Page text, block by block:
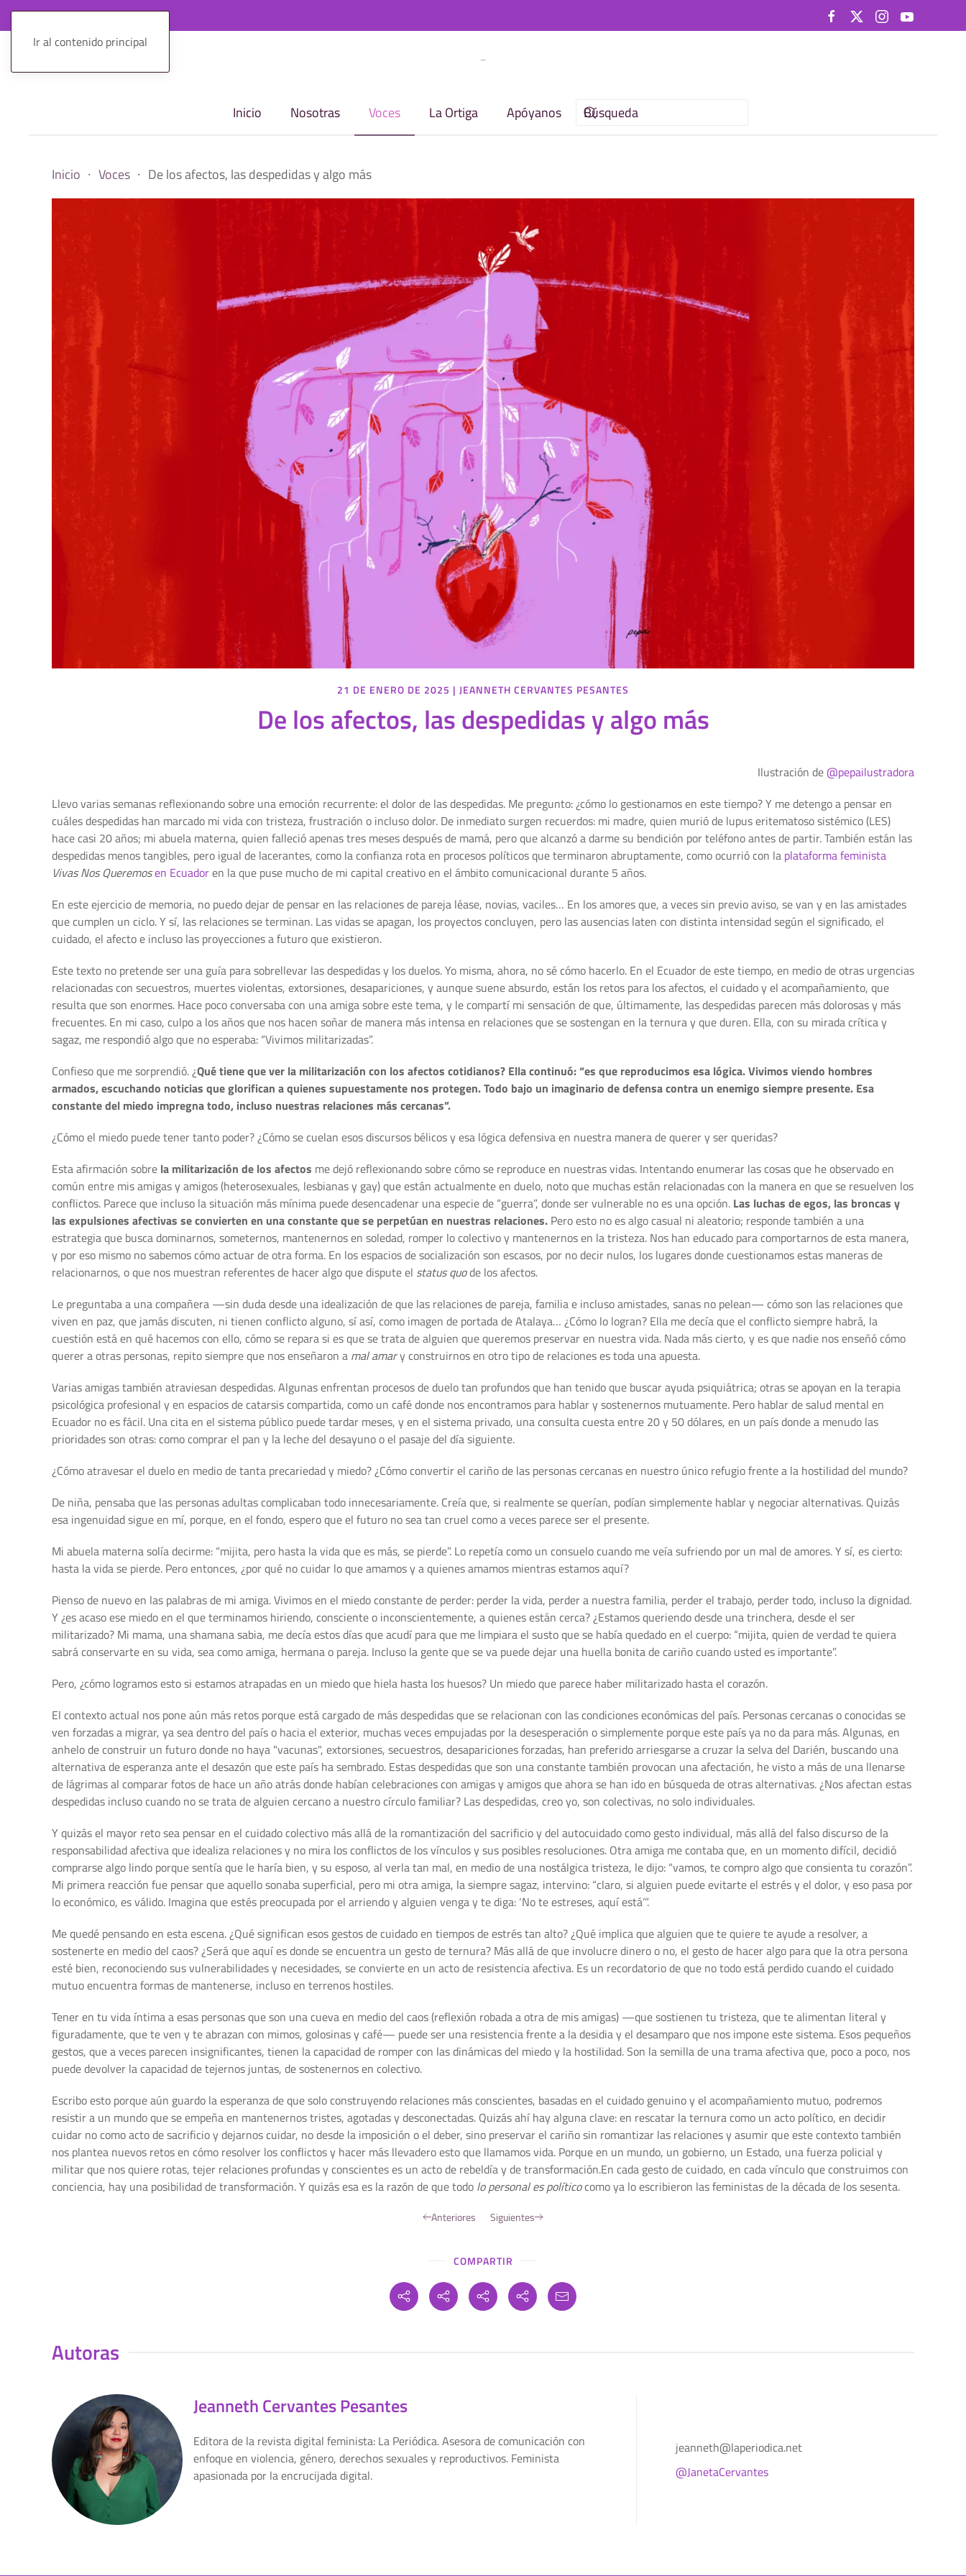
Ir al contenido principal
Inicio Nosotras Voces La Ortiga Apóyanos
Inicio Voces De los afectos, las despedidas y algo más
21 DE ENERO DE 2025 | JEANNETH CERVANTES PESANTES
De los afectos, las despedidas y algo más
Ilustración de@pepailustradora
Llevo varias semanas reflexionando sobre una emoción recurrente: el dolor de las despedidas. Me pregunto: ¿cómo lo gestionamos en este tiempo? Y me detengo a pensar en
cuáles despedidas han marcado mi vida con tristeza, frustración o incluso dolor. De inmediato surgen recuerdos: mi madre, quien murió de lupus eritematoso sistémico (LES)
hace casi 20 años; mi abuela materna, quien falleció apenas tres meses después de mamá, pero que alcanzó a darme su bendición por teléfono antes de partir. También están las
despedidas menos tangibles, pero igual de lacerantes, como la confianza rota en procesos políticos que terminaron abruptamente, como ocurrió con la plataforma feminista
Vivas Nos Queremosen Ecuadoren la que puse mucho de mi capital creativo en el ámbito comunicacional durante 5 años.
En este ejercicio de memoria, no puedo dejar de pensar en las relaciones de pareja léase, novias, vaciles… En los amores que, a veces sin previo aviso, se van y en las amistades
que cumplen un ciclo. Y sí, las relaciones se terminan. Las vidas se apagan, los proyectos concluyen, pero las ausencias laten con distinta intensidad según el significado, el
cuidado, el afecto e incluso las proyecciones a futuro que existieron.
Este texto no pretende ser una guía para sobrellevar las despedidas y los duelos. Yo misma, ahora, no sé cómo hacerlo. En el Ecuador de este tiempo, en medio de otras urgencias
relacionadas con secuestros, muertes violentas, extorsiones, desapariciones, y aunque suene absurdo, están los retos para los afectos, el cuidado y el acompañamiento, que
resulta que son enormes. Hace poco conversaba con una amiga sobre este tema, y le compartí mi sensación de que, últimamente, las despedidas parecen más dolorosas y más
frecuentes. En mi caso, culpo a los años que nos hacen soñar de manera más intensa en relaciones que se sostengan en la ternura y que duren. Ella, con su mirada crítica y
sagaz, me respondió algo que no esperaba: “Vivimos militarizadas”.
Confieso que me sorprendió. ¿Qué tiene que ver la militarización con los afectos cotidianos? Ella continuó: “es que reproducimos esa lógica. Vivimos viendo hombres
armados, escuchando noticias que glorifican a quienes supuestamente nos protegen. Todo bajo un imaginario de defensa contra un enemigo siempre presente. Esa
constante del miedo impregna todo, incluso nuestras relaciones más cercanas”.
¿Cómo el miedo puede tener tanto poder? ¿Cómo se cuelan esos discursos bélicos y esa lógica defensiva en nuestra manera de querer y ser queridas?
Esta afirmación sobre la militarización de los afectos me dejó reflexionando sobre cómo se reproduce en nuestras vidas. Intentando enumerar las cosas que he observado en
común entre mis amigas y amigos (heterosexuales, lesbianas y gay) que están actualmente en duelo, noto que muchas están relacionadas con la manera en que se resuelven los
conflictos. Parece que incluso la situación más mínima puede desencadenar una especie de “guerra”, donde ser vulnerable no es una opción. Las luchas de egos, las broncas y
las expulsiones afectivas se convierten en una constante que se perpetúan en nuestras relaciones. Pero esto no es algo casual ni aleatorio; responde también a una
estrategia que busca dominarnos, someternos, mantenernos en soledad, romper lo colectivo y mantenernos en la tristeza. Nos han educado para comportarnos de esta manera,
y por eso mismo no sabemos cómo actuar de otra forma. En los espacios de socialización son escasos, por no decir nulos, los lugares donde cuestionamos estas maneras de
relacionarnos, o que nos muestran referentes de hacer algo que dispute el status quode los afectos.
Le preguntaba a una compañera —sin duda desde una idealización de que las relaciones de pareja, familia e incluso amistades, sanas no pelean— cómo son las relaciones que
viven en paz, que jamás discuten, ni tienen conflicto alguno, sí así, como imagen de portada de Atalaya… ¿Cómo lo logran? Ella me decía que el conflicto siempre habrá, la
cuestión está en qué hacemos con ello, cómo se repara si es que se trata de alguien que queremos preservar en nuestra vida. Nada más cierto, y es que nadie nos enseñó cómo
querer a otras personas, repito siempre que nos enseñaron a mal amary construirnos en otro tipo de relaciones es toda una apuesta.
Varias amigas también atraviesan despedidas. Algunas enfrentan procesos de duelo tan profundos que han tenido que buscar ayuda psiquiátrica; otras se apoyan en la terapia
psicológica profesional y en espacios de catarsis compartida, como un café donde nos encontramos para hablar y sostenernos mutuamente. Pero hablar de salud mental en
Ecuador no es fácil. Una cita en el sistema público puede tardar meses, y en el sistema privado, una consulta cuesta entre 20 y 50 dólares, en un país donde a menudo las
prioridades son otras: como comprar el pan y la leche del desayuno o el pasaje del día siguiente.
¿Cómo atravesar el duelo en medio de tanta precariedad y miedo? ¿Cómo convertir el cariño de las personas cercanas en nuestro único refugio frente a la hostilidad del mundo?
De niña, pensaba que las personas adultas complicaban todo innecesariamente. Creía que, si realmente se querían, podían simplemente hablar y negociar alternativas. Quizás
esa ingenuidad sigue en mí, porque, en el fondo, espero que el futuro no sea tan cruel como a veces parece ser el presente.
Mi abuela materna solía decirme: “mijita, pero hasta la vida que es más, se pierde”. Lo repetía como un consuelo cuando me veía sufriendo por un mal de amores. Y sí, es cierto:
hasta la vida se pierde. Pero entonces, ¿por qué no cuidar lo que amamos y a quienes amamos mientras estamos aquí?
Pienso de nuevo en las palabras de mi amiga. Vivimos en el miedo constante de perder: perder la vida, perder a nuestra familia, perder el trabajo, perder todo, incluso la dignidad.
Y ¿es acaso ese miedo en el que terminamos hiriendo, consciente o inconscientemente, a quienes están cerca? ¿Estamos queriendo desde una trinchera, desde el ser
militarizado? Mi mama, una shamana sabia, me decía estos días que acudí para que me limpiara el susto que se había quedado en el cuerpo: “mijita, quien de verdad te quiera
sabrá conservarte en su vida, sea como amiga, hermana o pareja. Incluso la gente que se va puede dejar una huella bonita de cariño cuando usted es importante”.
Pero, ¿cómo logramos esto si estamos atrapadas en un miedo que hiela hasta los huesos? Un miedo que parece haber militarizado hasta el corazón.
El contexto actual nos pone aún más retos porque está cargado de más despedidas que se relacionan con las condiciones económicas del país. Personas cercanas o conocidas se
ven forzadas a migrar, ya sea dentro del país o hacia el exterior, muchas veces empujadas por la desesperación o simplemente porque este país ya no da para más. Algunas, en
anhelo de construir un futuro donde no haya "vacunas", extorsiones, secuestros, desapariciones forzadas, han preferido arriesgarse a cruzar la selva del Darién, buscando una
alternativa de esperanza ante el desazón que este país ha sembrado. Estas despedidas que son una constante también provocan una afectación, he visto a más de una llenarse
de lágrimas al comparar fotos de hace un año atrás donde habían celebraciones con amigas y amigos que ahora se han ido en búsqueda de otras alternativas. ¿Nos afectan estas
despedidas incluso cuando no se trata de alguien cercano a nuestro círculo familiar? Las despedidas, creo yo, son colectivas, no solo individuales.
Y quizás el mayor reto sea pensar en el cuidado colectivo más allá de la romantización del sacrificio y del autocuidado como gesto individual, más allá del falso discurso de la
responsabilidad afectiva que idealiza relaciones y no mira los conflictos de los vínculos y sus posibles resoluciones. Otra amiga me contaba que, en un momento difícil, decidió
comprarse algo lindo porque sentía que le haría bien, y su esposo, al verla tan mal, en medio de una nostálgica tristeza, le dijo: “vamos, te compro algo que consienta tu corazón”.
Mi primera reacción fue pensar que aquello sonaba superficial, pero mi otra amiga, la siempre sagaz, intervino: “claro, si alguien puede evitarte el estrés y el dolor, y eso pasa por
lo económico, es válido. Imagina que estés preocupada por el arriendo y alguien venga y te diga: ‘No te estreses, aquí está’”.
Me quedé pensando en esta escena. ¿Qué significan esos gestos de cuidado en tiempos de estrés tan alto? ¿Qué implica que alguien que te quiere te ayude a resolver, a
sostenerte en medio del caos? ¿Será que aquí es donde se encuentra un gesto de ternura? Más allá de que involucre dinero o no, el gesto de hacer algo para que la otra persona
esté bien, reconociendo sus vulnerabilidades y necesidades, se convierte en un acto de resistencia afectiva. Es un recordatorio de que no todo está perdido cuando el cuidado
mutuo encuentra formas de mantenerse, incluso en terrenos hostiles.
Tener en tu vida íntima a esas personas que son una cueva en medio del caos (reflexión robada a otra de mis amigas) —que sostienen tu tristeza, que te alimentan literal y
figuradamente, que te ven y te abrazan con mimos, golosinas y café— puede ser una resistencia frente a la desidia y el desamparo que nos impone este sistema. Esos pequeños
gestos, que a veces parecen insignificantes, tienen la capacidad de romper con las dinámicas del miedo y la hostilidad. Son la semilla de una trama afectiva que, poco a poco, nos
puede devolver la capacidad de tejernos juntas, de sostenernos en colectivo.
Escribo esto porque aún guardo la esperanza de que solo construyendo relaciones más conscientes, basadas en el cuidado genuino y el acompañamiento mutuo, podremos
resistir a un mundo que se empeña en mantenernos tristes, agotadas y desconectadas. Quizás ahí hay alguna clave: en rescatar la ternura como un acto político, en decidir
cuidar no como acto de sacrificio y dejarnos cuidar, no desde la imposición o el deber, sino preservar el cariño sin romantizar las relaciones y asumir que este contexto también
nos plantea nuevos retos en cómo resolver los conflictos y hacer más llevadero esto que llamamos vida. Porque en un mundo, un gobierno, un Estado, una fuerza policial y
militar que nos quiere rotas, tejer relaciones profundas y conscientes es un acto de rebeldía y de transformación.En cada gesto de cuidado, en cada vínculo que construimos con
conciencia, hay una posibilidad de transformación. Y quizás esa es la razón de que todo lo personal es políticocomo ya lo escribieron las feministas de la década de los sesenta.
Anteriores Siguientes
COMPARTIR
Autoras
Jeanneth Cervantes Pesantes
Editora de la revista digital feminista: La Periódica. Asesora de comunicación con
enfoque en violencia, género, derechos sexuales y reproductivos. Feminista
apasionada por la encrucijada digital.
jeanneth@laperiodica.net
@JanetaCervantes